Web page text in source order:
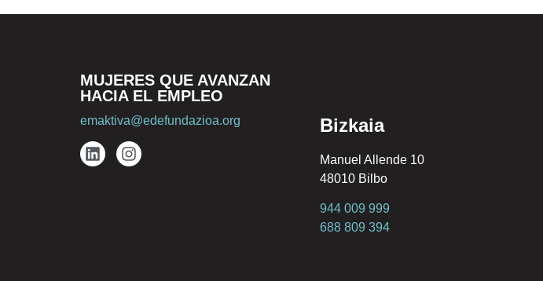
MUJERES QUE AVANZAN
HACIA EL EMPLEO
emaktiva@edefundazioa.org Bizkaia
Manuel Allende 10
48010 Bilbo
944 009 999
688 809 394